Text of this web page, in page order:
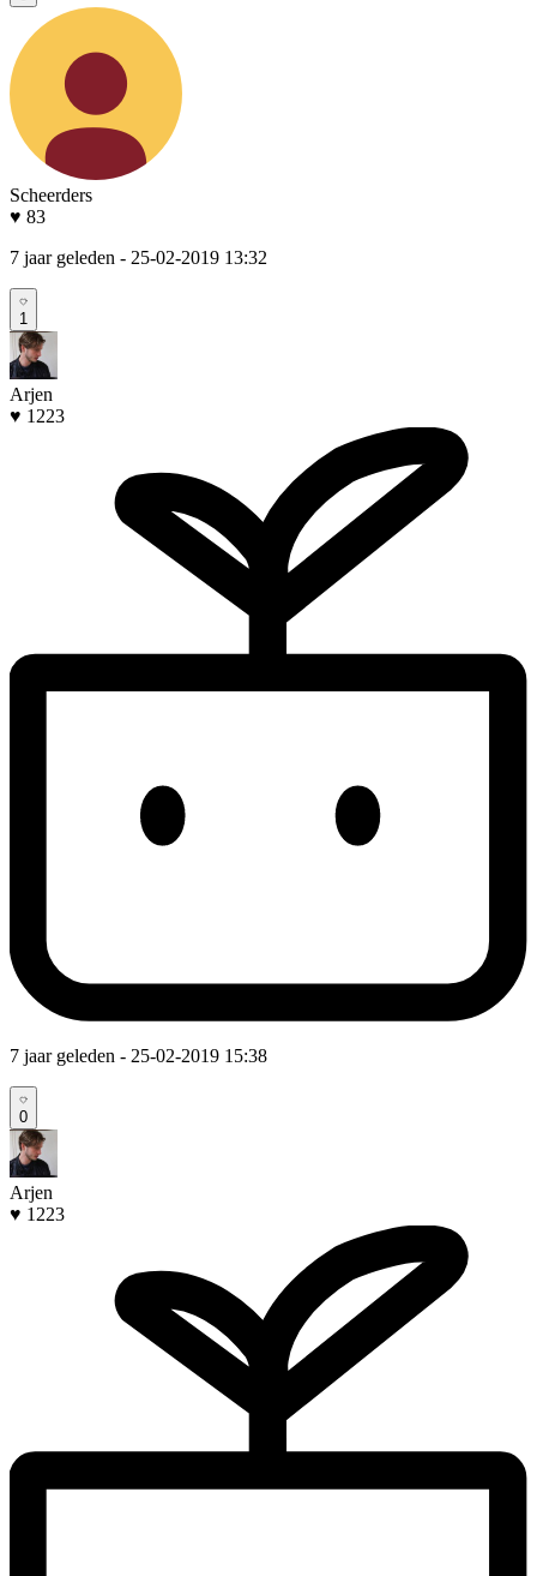
Scheerders
♥ 83
7 jaar geleden - 25-02-2019 13:32
1
Arjen
♥ 1223
7 jaar geleden - 25-02-2019 15:38
0
Arjen
♥ 1223